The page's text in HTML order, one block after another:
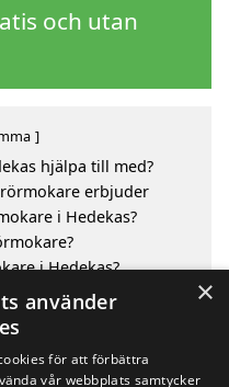
och utan
hjälpa till med?
erbjuder
i Hedekas?
i Hedekas?
i Hedekas
i de omgivande
×
använder
för att förbättra
vår webbplats samtycker